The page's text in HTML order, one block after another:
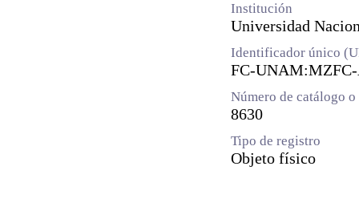
Institución
Universidad
Identificador único
FC-UNAM:MZFC-
Número de catálogo
8630
Tipo de registro
Objeto físico